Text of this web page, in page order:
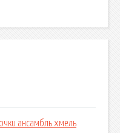
ансамбль хмель